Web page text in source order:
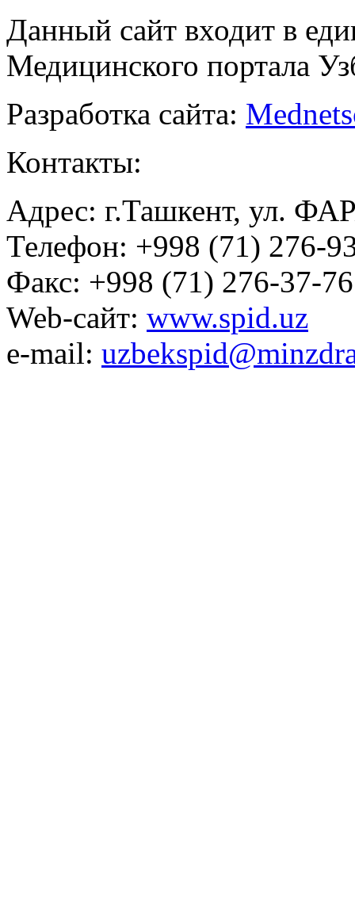
Данный сайт входит в
Медицинского портала
Разработка сайта:
Контакты:
Адрес: г.Ташкент, ул.
Телефон: +998 (71) 276-
Факс: +998 (71) 276-37-76
Web-сайт: www.spid.uz
e-mail: